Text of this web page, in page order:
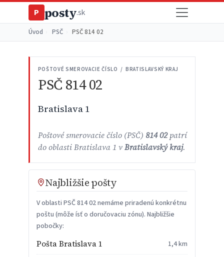
P posty.sk
Úvod PSČ PSČ 814 02
POŠTOVÉ SMEROVACIE ČÍSLO / BRATISLAVSKÝ KRAJ
PSČ 814 02
Bratislava 1
Poštové smerovacie číslo (PSČ) 814 02patrí
do oblasti Bratislava 1 vBratislavský kraj.
Najbližšie pošty
V oblasti PSČ 814 02 nemáme priradenú konkrétnu
poštu (môže ísť o doručovaciu zónu). Najbližšie
pobočky:
Pošta Bratislava 1 1,4 km